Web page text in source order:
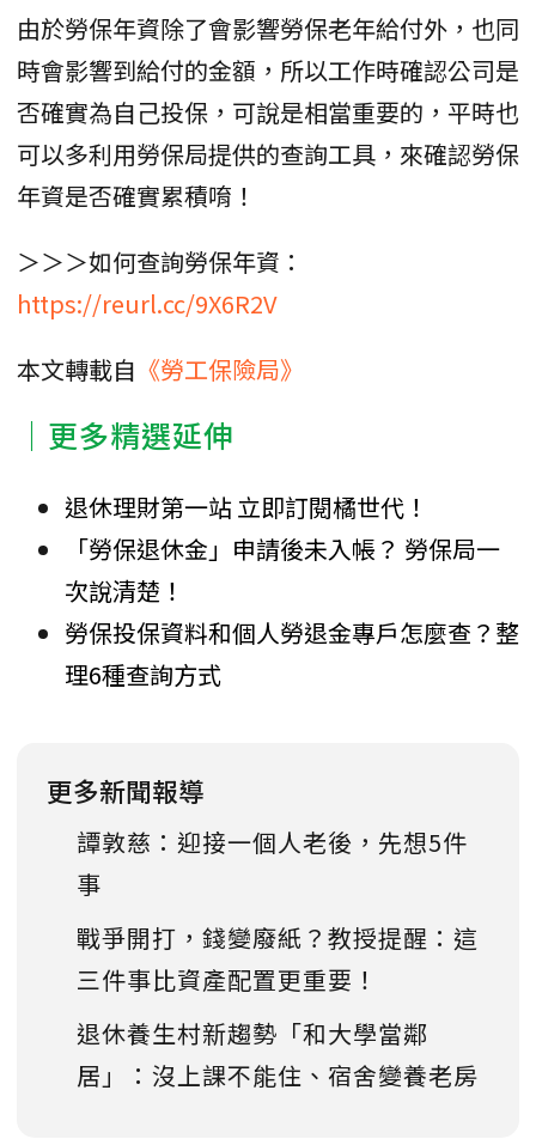
由於勞保年資除了會影響勞保老年給付外，也同
時會影響到給付的金額，所以工作時確認公司是
否確實為自己投保，可說是相當重要的，平時也
可以多利用勞保局提供的查詢工具，來確認勞保
年資是否確實累積唷！
＞＞＞如何查詢勞保年資：
https://reurl.cc/9X6R2V
本文轉載自 《勞工保險局》
｜更多精選延伸
退休理財第一站 立即訂閱橘世代！
「勞保退休金」申請後未入帳？ 勞保局一
次說清楚！
勞保投保資料和個人勞退金專戶怎麼查？整
理6種查詢方式
更多新聞報導
譚敦慈：迎接一個人老後，先想5件
事
戰爭開打，錢變廢紙？教授提醒：這
三件事比資產配置更重要！
退休養生村新趨勢「和大學當鄰
居」：沒上課不能住、宿舍變養老房